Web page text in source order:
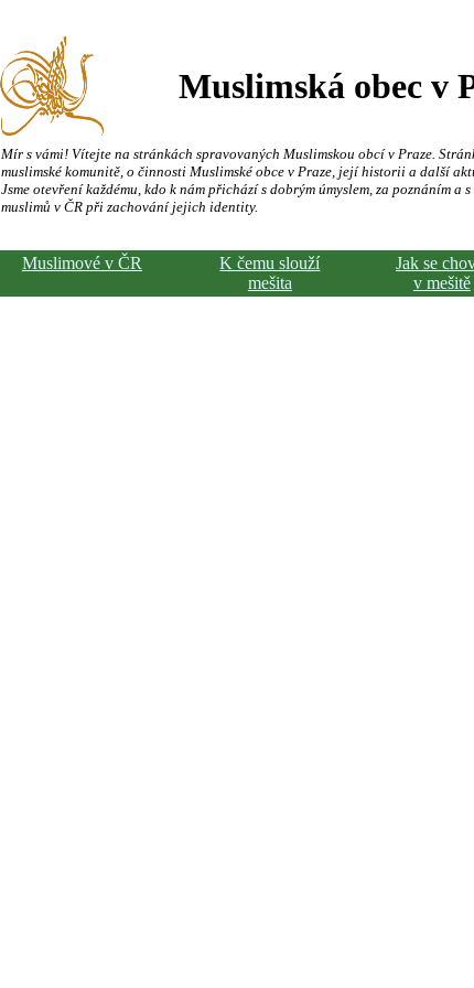
Muslimská obec v
Mír s vámi! Vítejte na stránkách spravovaných Muslimskou obcí v Praze.
muslimské komunitě, o činnosti Muslimské obce v Praze, její historii a další
Jsme otevření každému, kdo k nám přichází s dobrým úmyslem, za poznáním a
muslimů v ČR při zachování jejich identity.
Muslimové v ČR
K čemu slouží
mešita
Jak se
v mešitě